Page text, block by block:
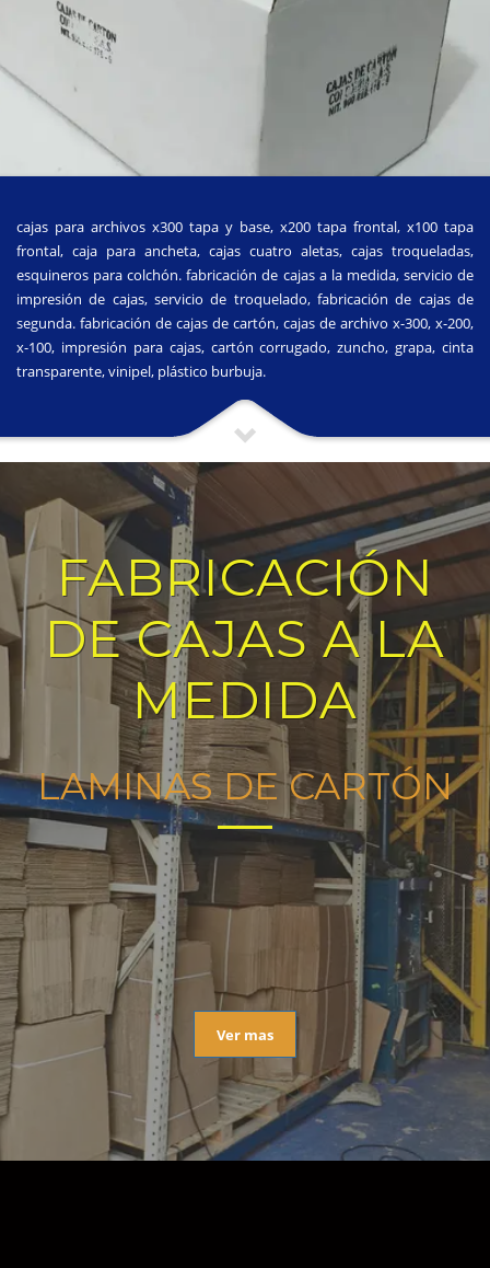
cajas para archivos x300 tapa y base, x200 tapa frontal, x100 tapa
frontal, caja para ancheta, cajas cuatro aletas, cajas troqueladas,
esquineros para colchón. fabricación de cajas a la medida, servicio de
impresión de cajas, servicio de troquelado, fabricación de cajas de
segunda. fabricación de cajas de cartón, cajas de archivo x-300, x-200,
x-100, impresión para cajas, cartón corrugado, zuncho, grapa, cinta
transparente, vinipel, plástico burbuja.
FABRICACIÓN
DE CAJAS A LA
MEDIDA
LAMINAS DE CARTÓN
Ver mas